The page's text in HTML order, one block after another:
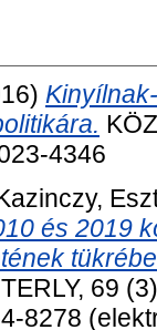
4346
és 2019
69
8278